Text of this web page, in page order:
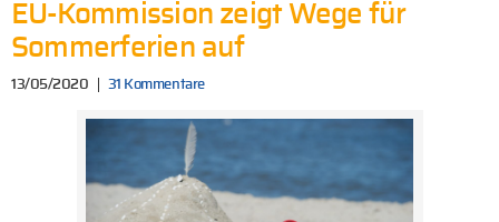
EU-Kommission zeigt Wege für
Sommerferien auf
13/05/2020 31 Kommentare